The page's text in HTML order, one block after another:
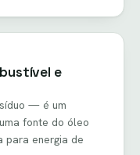
e
— é um
fonte do óleo
para energia de